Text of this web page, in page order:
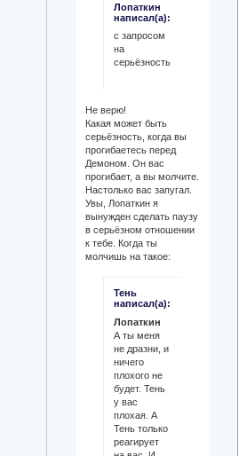
Лопаткин
написал(а):
с запросом
на
серьёзность.
Не верю!
Какая может быть
серьёзность, когда вы
прогибаетесь перед
Демоном. Он вас
прогибает, а вы молчите.
Настолько вас запугал.
Увы, Лопаткин я
вынужден сделать паузу
в серьёзном отношении
к тебе. Когда ты
молчишь на такое:
Тень
написал(а):
Лопаткин
А ты меня
не дразни, и
ничего
плохого не
будет. Тень
у вас
плохая. А
Тень только
реагирует